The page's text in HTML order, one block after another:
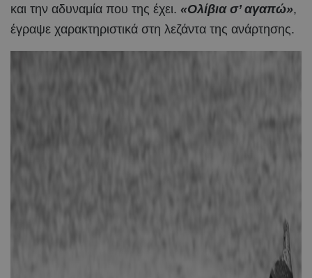
και την αδυναμία που της έχει. «Ολίβια σ’ αγαπώ»,
έγραψε χαρακτηριστικά στη λεζάντα της ανάρτησης.